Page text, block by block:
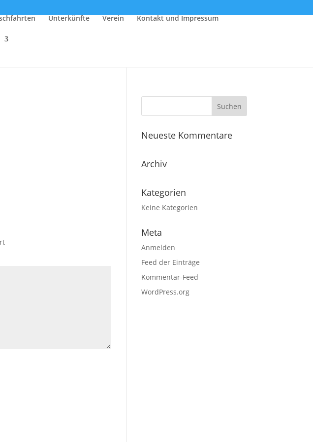
Unterkünfte Verein Kontakt und Impressum
Neueste Kommentare
Archiv
Kategorien
Keine Kategorien
Meta
Anmelden
Feed der Einträge
Kommentar-Feed
WordPress.org